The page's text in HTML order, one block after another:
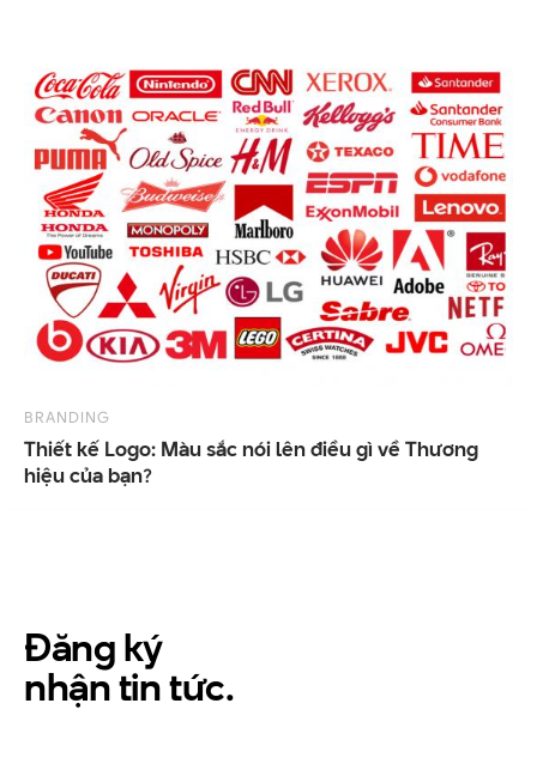
BRANDING
Thiết kế Logo: Màu sắc nói lên điều gì về Thương
hiệu của bạn?
Đăng ký
nhận tin tức.